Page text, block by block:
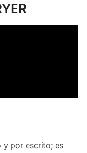
y por escrito; es